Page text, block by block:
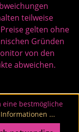
teilweise
gelten ohne
Gründen
von den
abweichen.
eine bestmögliche
...